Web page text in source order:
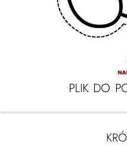
PLIK DO